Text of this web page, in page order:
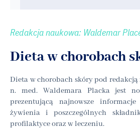
Redakcja naukowa: Waldemar
Dieta w chorobach
Dieta w chorobach skóry pod
n. med. Waldemara Placka jest
prezentującą najnowsze
żywienia i poszczególnych
profilaktyce oraz w leczeniu.